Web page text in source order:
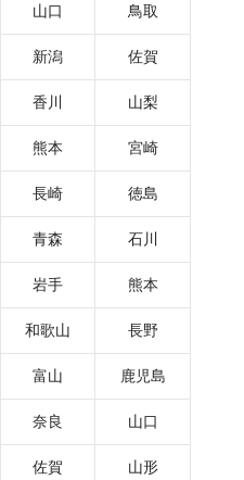
山口 鳥取
新潟 佐賀
香川 山梨
熊本 宮崎
長崎 徳島
青森 石川
岩手 熊本
和歌山 長野
富山 鹿児島
奈良 山口
佐賀 山形